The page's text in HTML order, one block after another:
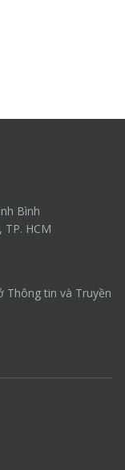
Bình
HCM
Thông tin và Truyền